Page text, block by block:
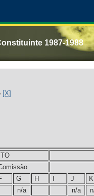
1987-1988
[X]
G H J
K
n/a n/a